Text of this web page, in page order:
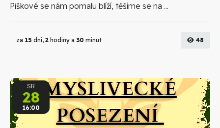
Piškové se nám pomalu blíží, těšíme se na ...
za 15 dní, 2 hodiny a 30 minut 48
SR
28
16:00